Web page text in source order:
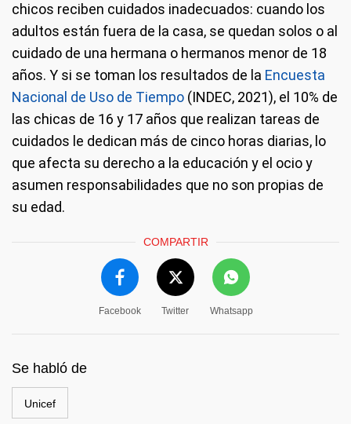
chicos reciben cuidados inadecuados: cuando los
adultos están fuera de la casa, se quedan solos o al
cuidado de una hermana o hermanos menor de 18
años. Y si se toman los resultados de la Encuesta
Nacional de Uso de Tiempo (INDEC, 2021), el 10% de
las chicas de 16 y 17 años que realizan tareas de
cuidados le dedican más de cinco horas diarias, lo
que afecta su derecho a la educación y el ocio y
asumen responsabilidades que no son propias de
su edad.
COMPARTIR
Facebook Twitter Whatsapp
Se habló de
Unicef